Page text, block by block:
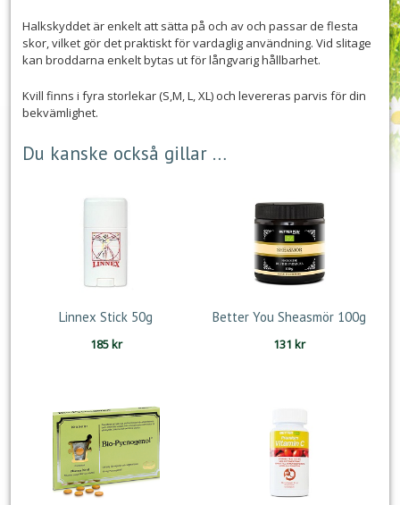
Halkskyddet är enkelt att sätta på och av och passar de flesta
skor, vilket gör det praktiskt för vardaglig användning. Vid slitage
kan broddarna enkelt bytas ut för långvarig hållbarhet.
Kvill finns i fyra storlekar (S,M, L, XL) och levereras parvis för din
bekvämlighet.
Du kanske också gillar …
Linnex Stick 50g
185kr
Better You Sheasmör 100g
131 kr